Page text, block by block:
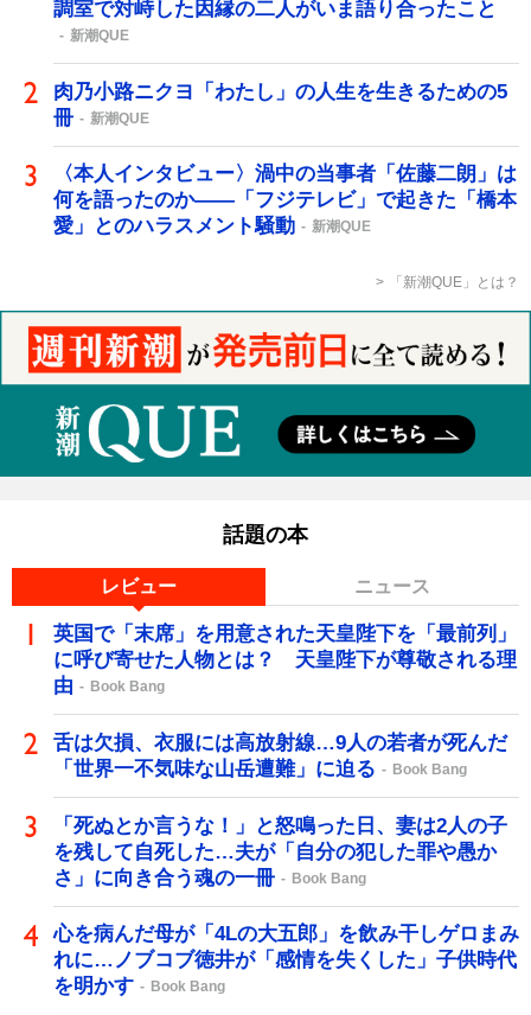
調室で対峙した因縁の二人がいま語り合ったこと
新潮QUE
肉乃小路ニクヨ「わたし」の人生を生きるための5
冊
新潮QUE
〈本人インタビュー〉渦中の当事者「佐藤二朗」は
何を語ったのか――「フジテレビ」で起きた「橋本
愛」とのハラスメント騒動
新潮QUE
「新潮QUE」とは？
話題の本
レビュー ニュース
英国で「末席」を用意された天皇陛下を「最前列」
に呼び寄せた人物とは？ 天皇陛下が尊敬される理
由
Book Bang
舌は欠損、衣服には高放射線…9人の若者が死んだ
「世界一不気味な山岳遭難」に迫る
Book Bang
「死ぬとか言うな！」と怒鳴った日、妻は2人の子
を残して自死した…夫が「自分の犯した罪や愚か
さ」に向き合う魂の一冊
Book Bang
心を病んだ母が「4Lの大五郎」を飲み干しゲロまみ
れに…ノブコブ徳井が「感情を失くした」子供時代
を明かす
Book Bang